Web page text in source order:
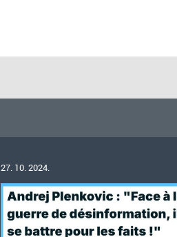
27. 10. 2024.